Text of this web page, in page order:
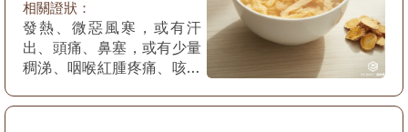
相關證狀：
發熱、微惡風寒，或有汗
出、頭痛、鼻塞，或有少量
稠涕、咽喉紅腫疼痛、咳嗽